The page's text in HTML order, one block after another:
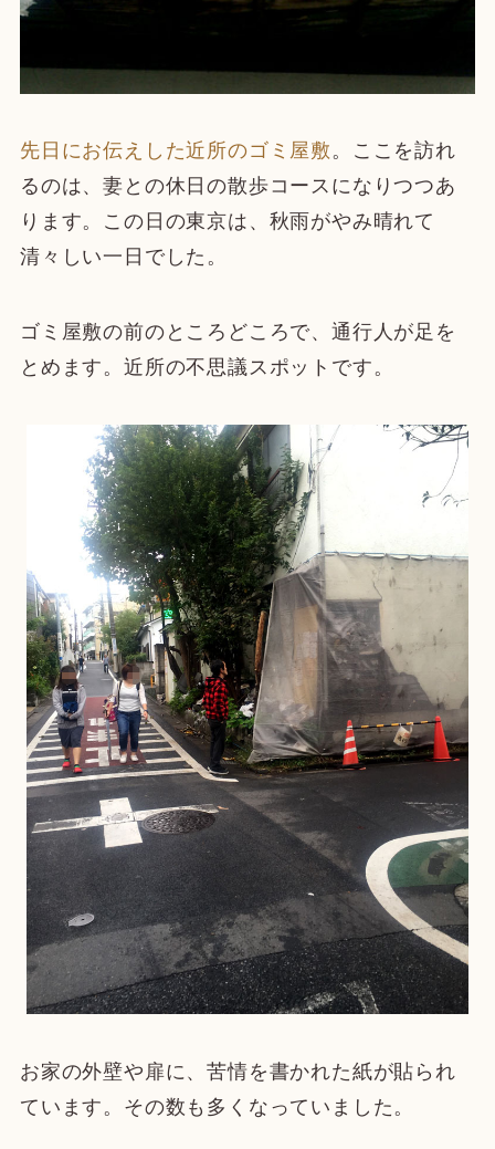
先日にお伝えした近所のゴミ屋敷。ここを訪れ
るのは、妻との休日の散歩コースになりつつあ
ります。この日の東京は、秋雨がやみ晴れて
清々しい一日でした。
ゴミ屋敷の前のところどころで、通行人が足を
とめます。近所の不思議スポットです。
お家の外壁や扉に、苦情を書かれた紙が貼られ
ています。その数も多くなっていました。